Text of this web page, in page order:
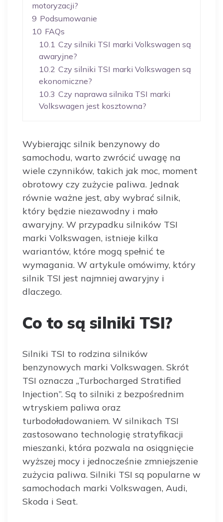
motoryzacji?
9 Podsumowanie
10 FAQs
10.1 Czy silniki TSI marki Volkswagen są
awaryjne?
10.2 Czy silniki TSI marki Volkswagen są
ekonomiczne?
10.3 Czy naprawa silnika TSI marki
Volkswagen jest kosztowna?
Wybierając silnik benzynowy do
samochodu, warto zwrócić uwagę na
wiele czynników, takich jak moc, moment
obrotowy czy zużycie paliwa. Jednak
równie ważne jest, aby wybrać silnik,
który będzie niezawodny i mało
awaryjny. W przypadku silników TSI
marki Volkswagen, istnieje kilka
wariantów, które mogą spełnić te
wymagania. W artykule omówimy, który
silnik TSI jest najmniej awaryjny i
dlaczego.
Co to są silniki TSI?
Silniki TSI to rodzina silników
benzynowych marki Volkswagen. Skrót
TSI oznacza „Turbocharged Stratified
Injection”. Są to silniki z bezpośrednim
wtryskiem paliwa oraz
turbodoładowaniem. W silnikach TSI
zastosowano technologię stratyfikacji
mieszanki, która pozwala na osiągnięcie
wyższej mocy i jednocześnie zmniejszenie
zużycia paliwa. Silniki TSI są popularne w
samochodach marki Volkswagen, Audi,
Skoda i Seat.